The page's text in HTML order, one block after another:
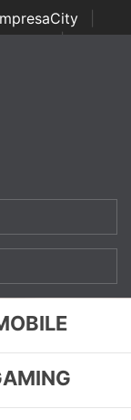
| Italian